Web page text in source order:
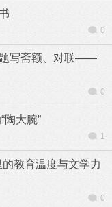
0
题写斋额、对联——
0
陶大腕”
1
教育温度与文学力
0